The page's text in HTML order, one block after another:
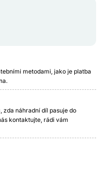
metodami, jako je platba
zda náhradní díl pasuje do
kontaktujte, rádi vám